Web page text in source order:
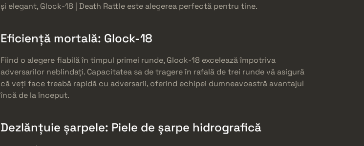
și elegant, Glock-18 | Death Rattle este alegerea perfectă pentru tine.
Eficiență mortală: Glock-18
Fiind o alegere fiabilă în timpul primei runde, Glock-18 excelează împotriva
adversarilor neblindați. Capacitatea sa de tragere în rafală de trei runde vă asigură
că veți face treabă rapidă cu adversarii, oferind echipei dumneavoastră avantajul
încă de la început.
Dezlănțuie șarpele: Piele de șarpe hidrografică